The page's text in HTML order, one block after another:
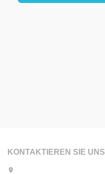
KONTAKTIEREN SIE UNS
location_on